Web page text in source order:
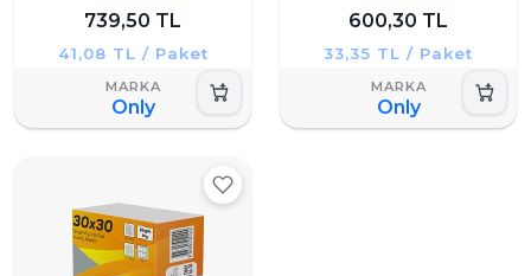
739,50 TL
41,08 TL / Paket
Only
600,30 TL
33,35 TL / Paket
Only